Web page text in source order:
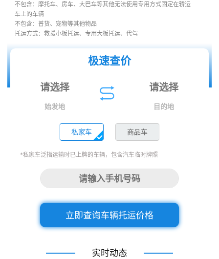
不包含：摩托车、房车、大巴车等其他无法使用专用方式固定在轿运
车上的车辆
不包含：普货、宠物等其他物品
托运方式：救援小板托运、专用大板托运、代驾
极速查价
始发地 目的地
私家车 商品车
*私家车泛指运输时已上牌的车辆，包含汽车临时牌照
立即查询车辆托运价格
实时动态